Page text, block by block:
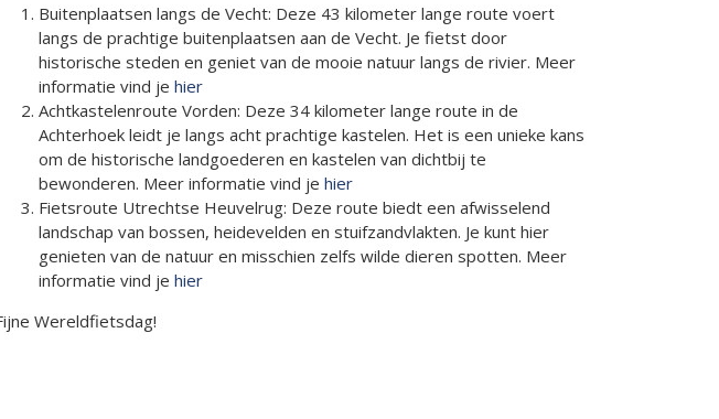
Buitenplaatsen langs de Vecht: Deze 43 kilometer lange route voert
langs de prachtige buitenplaatsen aan de Vecht. Je fietst door
historische steden en geniet van de mooie natuur langs de rivier. Meer
informatie vind je hier
Achtkastelenroute Vorden: Deze 34 kilometer lange route in de
Achterhoek leidt je langs acht prachtige kastelen. Het is een unieke kans
om de historische landgoederen en kastelen van dichtbij te
bewonderen. Meer informatie vind je hier
Fietsroute Utrechtse Heuvelrug: Deze route biedt een afwisselend
landschap van bossen, heidevelden en stuifzandvlakten. Je kunt hier
genieten van de natuur en misschien zelfs wilde dieren spotten. Meer
informatie vind je hier
Wereldfietsdag!‍